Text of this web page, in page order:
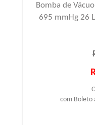
Bomba de
695 mmHg 26
com Boleto